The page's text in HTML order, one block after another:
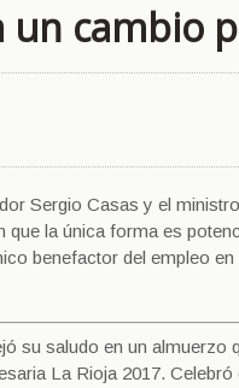
un
Sergio Casas y el
que la única forma es
benefactor del empleo
su saludo en un
La Rioja 2017.